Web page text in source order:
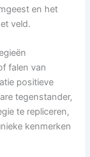
en het
veld.
falen van
positieve
tegenstander,
te repliceren,
kenmerken